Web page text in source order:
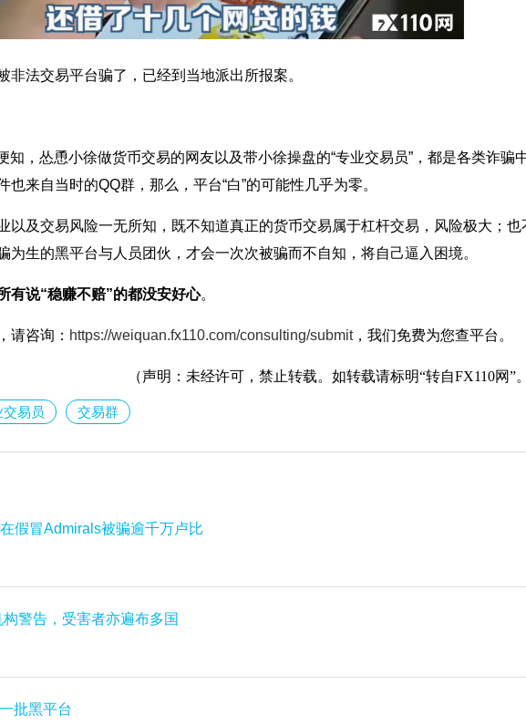
非法交易平台骗了，已经到当地派出所报案。
知，怂恿小徐做货币交易的网友以及带小徐操盘的“专业交易员”，都是各类诈骗
来自当时的QQ群，那么，平台“白”的可能性几乎为零。
以及交易风险一无所知，既不知道真正的货币交易属于杠杆交易，风险极大；也
为生的黑平台与人员团伙，才会一次次被骗而不自知，将自己逼入困境。
有说“稳赚不赔”的都没安好心。
请咨询： https://weiquan.fx110.com/consulting/submit，我们免费为您查平台。
（声明：未经许可，禁止转载。如转载请标明“转自FX110网”
交易员 交易群
假冒Admirals被骗逾千万卢比
警告，受害者亦遍布多国
批黑平台